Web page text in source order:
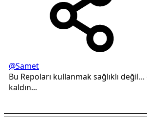
@Samet
Bu Repoları kullanmak sağlıklı
kaldın...